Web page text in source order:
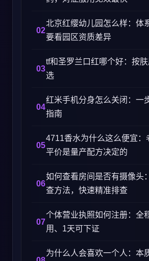
北京红缨幼儿园怎么样：体
要看园区资质差异
tf和圣罗兰口红哪个好：按
选
红米手机分身怎么关闭：一
指南
4711香水为什么这么便宜：
平价是量产配方决定的
如何查看房间是否有摄像头
查方法，快速精准排查
个体营业执照如何注册：全
用、1天可下证
为什么人会喜欢一个人：本